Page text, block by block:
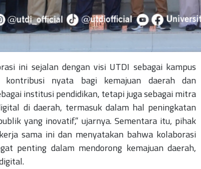
ini sejalan dengan visi UTDI sebagai kampus
nyata bagi kemajuan daerah dan
institusi pendidikan, tetapi juga sebagai mitra
di daerah, termasuk dalam hal peningkatan
yang inovatif,” ujarnya. Sementara itu, pihak
sama ini dan menyatakan bahwa kolaborasi
penting dalam mendorong kemajuan daerah,